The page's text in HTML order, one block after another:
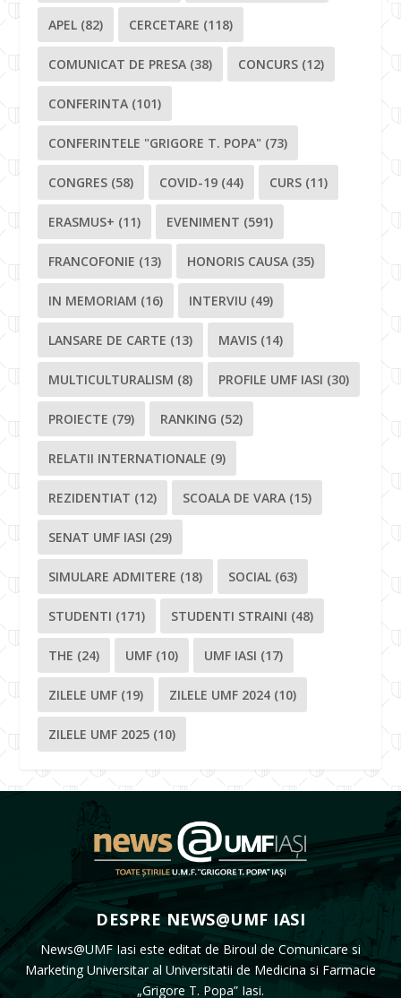
APEL (82) CERCETARE (118)
COMUNICAT DE PRESA (38) CONCURS (12)
CONFERINTA (101)
CONFERINTELE "GRIGORE T. POPA" (73)
CONGRES (58) COVID-19 (44) CURS (11)
ERASMUS+ (11) EVENIMENT (591)
FRANCOFONIE (13) HONORIS CAUSA (35)
IN MEMORIAM (16) INTERVIU (49)
LANSARE DE CARTE (13) MAVIS (14)
MULTICULTURALISM (8) PROFILE UMF IASI (30)
PROIECTE (79) RANKING (52)
RELATII INTERNATIONALE (9)
REZIDENTIAT (12) SCOALA DE VARA (15)
SENAT UMF IASI (29)
SIMULARE ADMITERE (18) SOCIAL (63)
STUDENTI (171) STUDENTI STRAINI (48)
THE (24) UMF (10) UMF IASI (17)
ZILELE UMF (19) ZILELE UMF 2024 (10)
ZILELE UMF 2025 (10)
DESPRE NEWS@UMF IASI
News@UMF Iasi este editat de Biroul de Comunicare si
Marketing Universitar al Universitatii de Medicina si Farmacie
„Grigore T. Popa” Iasi.